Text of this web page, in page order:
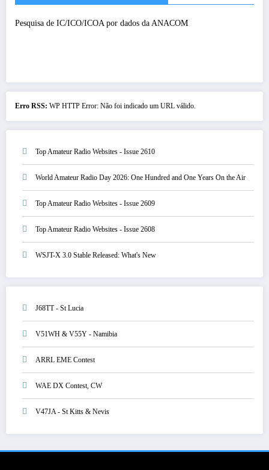
Pesquisa de IC/ICO/ICOA por dados da ANACOM
Erro RSS: WP HTTP Error: Não foi indicado um URL válido.
Top Amateur Radio Websites - Issue 2610
World Amateur Radio Day 2026: One Hundred and One Years On the Air
Top Amateur Radio Websites - Issue 2609
Top Amateur Radio Websites - Issue 2608
WSJT-X 3.0 Stable Released: What's New
J68TT - St Lucia
V51WH & V55Y - Namibia
ARRL EME Contest
WAE DX Contest, CW
V47JA - St Kitts & Nevis